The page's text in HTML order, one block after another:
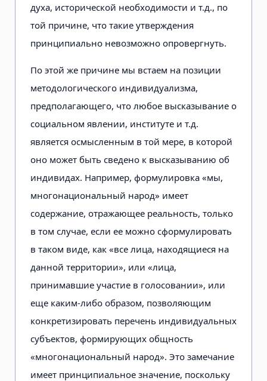
духа, исторической необходимости и т.д., по
той причине, что такие утверждения
принципиально невозможно опровергнуть.
По этой же причине мы встаем на позиции
методологического индивидуализма,
предполагающего, что любое высказывание о
социальном явлении, институте и т.д.
является осмысленным в той мере, в которой
оно может быть сведено к высказыванию об
индивидах. Например, формулировка «мы,
многонациональный народ» имеет
содержание, отражающее реальность, только
в том случае, если ее можно сформулировать
в таком виде, как «все лица, находящиеся на
данной территории», или «лица,
принимавшие участие в голосовании», или
еще каким-либо образом, позволяющим
конкретизировать перечень индивидуальных
субъектов, формирующих общность
«многонациональный народ». Это замечание
имеет принципиальное значение, поскольку